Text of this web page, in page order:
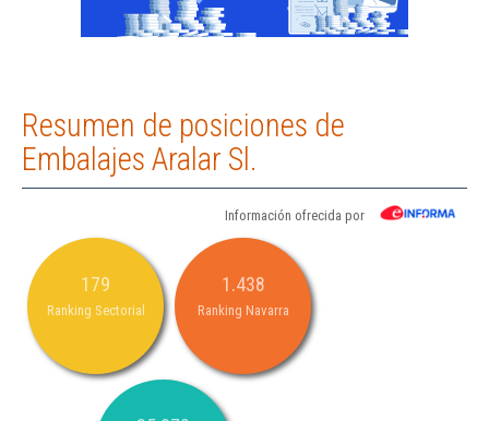
Resumen de posiciones de
Embalajes Aralar Sl.
Información ofrecida por
179
Ranking Sectorial
1.438
Ranking Navarra